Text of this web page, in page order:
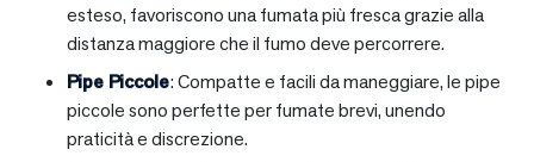
esteso, favoriscono una fumata più fresca grazie alla
distanza maggiore che il fumo deve percorrere.
Pipe Piccole: Compatte e facili da maneggiare, le pipe
piccole sono perfette per fumate brevi, unendo
praticità e discrezione.